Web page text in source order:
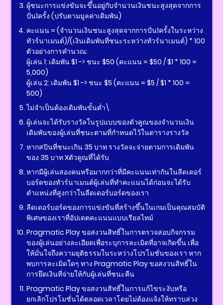
ผู้ชนะการแข่งขันจะขึ้นอยู่กับจำนวนเงินชนะสูงสุดจากการ
ปั่น1ครั้ง (ปรับตามมูลค่าเดิมพัน)
คะแนน = (จำนวนเงินชนะสูงสุดจากการปั่น1ครั้งในระหว่าง
ทัวร์นาเมนต์)/(เงินเดิมพันที่ชนะระหว่างทัวร์นาเมนต์) * 100
ตัวอย่างการคำนวณ:
ผู้เล่น 1: เดิมพัน $1 -> ชนะ $50 (คะแนน = $50 / $1 * 100 =
5,000)
ผู้เล่น 2: เดิมพัน $1 -> ชนะ $5 (คะแนน = $5 / $1 * 100 =
500)
ไม่จำเป็นต้องเดิมพันขั้นต่ำ\
ผู้เล่นจะได้รับรางวัลในรูปแบบของตัวคูณของจำนวนเงิน
เดิมพันของผู้เล่นที่ชนะตามที่กำหนดไว้ในตารางรางวัล
หากสปินที่ชนะเกิน 35 บาท รางวัลจะจ่ายตามการเดิมพัน
ของ 35 บาท Xตัวคูณที่ได้รับ
หากมีผู้เล่นสองคนหรือมากกว่าที่มีคะแนนเท่ากันในลีดเดอร์
บอร์ดของทัวร์นาเมนต์ผู้เล่นที่ทำคะแนนได้ก่อนจะได้รับ
ตำแหน่งที่สูงกว่าในลีดเดอร์บอร์ดของเรา​
ลีดเดอร์บอร์ดของการแข่งขันที่สร้างขึ้นในเกมเป็นคุณสมบัติ
พิเศษของเราที่อัปเดตคะแนนแบบเรียลไทม์​
Pragmatic Play ขอสงวนสิทธิ์ในการตรวจสอบกิจกรรม
ของผู้เล่นอย่างละเอียดเพื่อระบุการละเมิดที่อาจเกิดขึ้น เพื่อ
ให้มั่นใจถึงความยุติธรรมในระหว่างโปรโมชั่นของเรา หาก
พบการละเมิดใดๆ ทาง Pragmatic Play ขอสงวนสิทธิ์ใน
การยึดเงินที่จ่ายให้กับผู้เล่นที่ชนะคืน
Pragmatic Play ขอสงวนสิทธิ์ในการแก้ไขระงับหรือ
ยกเลิกโปรโมชั่นได้ตลอดเวลาโดยไม่ต้องแจ้งให้ทราบล่วง